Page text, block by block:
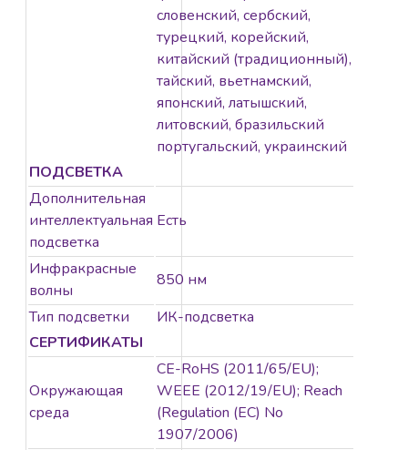
словенский, сербский,
турецкий, корейский,
китайский (традиционный),
тайский, вьетнамский,
японский, латышский,
литовский, бразильский
португальский, украинский
ПОДСВЕТКА
Дополнительная
интеллектуальная
подсветка
Есть
Инфракрасные
волны
850 нм
Тип подсветки
ИК-подсветка
СЕРТИФИКАТЫ
Окружающая
среда
CE-RoHS (2011/65/EU);
WEEE (2012/19/EU); Reach
(Regulation (EC) No
1907/2006)